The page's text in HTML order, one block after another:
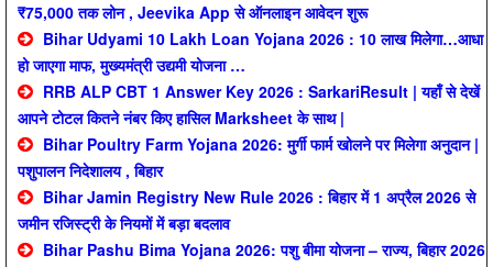
₹75,000 तक लोन , Jeevika App से ऑनलाइन आवेदन शुरू
Bihar Udyami 10 Lakh Loan Yojana 2026 : 10 लाख मिलेगा…आधा
हो जाएगा माफ, मुख्यमंत्री उद्यमी योजना …
RRB ALP CBT 1 Answer Key 2026 : SarkariResult | यहाँ से देखें
आपने टोटल कितने नंबर किए हासिल Marksheet के साथ |
Bihar Poultry Farm Yojana 2026: मुर्गी फार्म खोलने पर मिलेगा अनुदान |
पशुपालन निदेशालय , बिहार
Bihar Jamin Registry New Rule 2026 : बिहार में 1 अप्रैल 2026 से
जमीन रजिस्ट्री के नियमों में बड़ा बदलाव
Bihar Pashu Bima Yojana 2026: पशु बीमा योजना – राज्य, बिहार 2026